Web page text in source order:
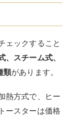
ェックすること
、スチーム式、
類があります。
熱方式で、ヒー
ースターは価格